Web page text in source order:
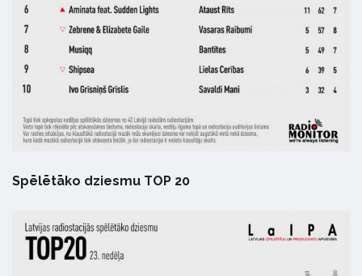
Spēlētāko dziesmu TOP 20